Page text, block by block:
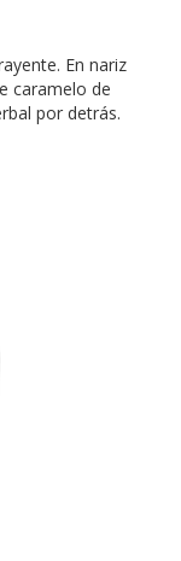
En nariz
caramelo de
por detrás.